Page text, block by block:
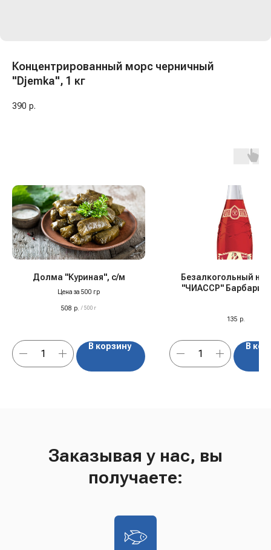
Концентрированный морс черничный
"Djemka", 1 кг
390 р.
Долма "Куриная", с/м
Цена за 500 гр
508 р. / 500 г
В корзину
Безалкогольный
"ЧИАССР" Барбарис,
135 р.
В
Заказывая у нас, вы
получаете: